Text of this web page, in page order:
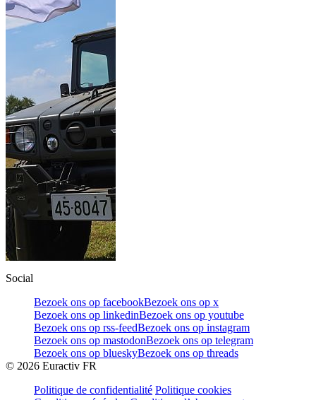
Social
Bezoek ons op facebookBezoek ons op x
Bezoek ons op linkedinBezoek ons op youtube
Bezoek ons op rss-feedBezoek ons op instagram
Bezoek ons op mastodonBezoek ons op telegram
Bezoek ons op blueskyBezoek ons op threads
© 2026 Euractiv FR
Politique de confidentialité Politique cookies